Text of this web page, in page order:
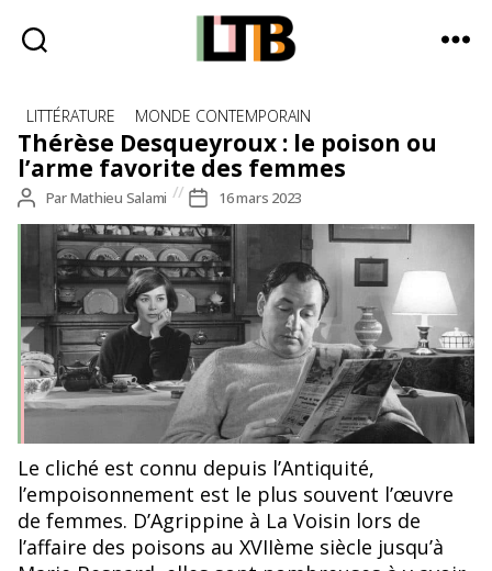
Tote
Bag
-
Média
d'information
quotidienne
Catégories
LITTÉRATURE MONDE CONTEMPORAIN
Thérèse Desqueyroux : le poison ou
l’arme favorite des femmes
Auteur
de
l’article
ParMathieu Salami
Date
de
l’article
16 mars 2023
Le cliché est connu depuis l’Antiquité,
l’empoisonnement est le plus souvent l’œuvre
de femmes. D’Agrippine à La Voisin lors de
l’affaire des poisons au XVIIème siècle jusqu’à